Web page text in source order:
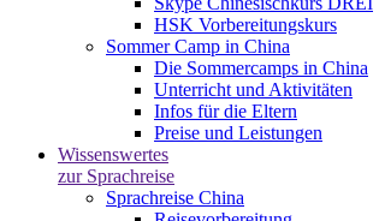
HSK Vorbereitungskurs
Sommer Camp in China
Die Sommercamps in China
Unterricht und Aktivitäten
Infos für die Eltern
Preise und Leistungen
Wissenswertes
zur Sprachreise
Sprachreise China